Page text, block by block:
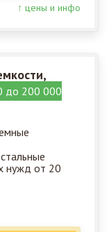
↑ цены и инфо
до 200 000
нужд от 20